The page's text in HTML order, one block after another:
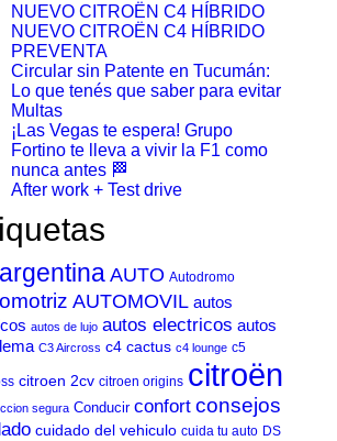
NUEVO CITROËN C4 HÍBRIDO
NUEVO CITROËN C4 HÍBRIDO
PREVENTA
Circular sin Patente en Tucumán:
Lo que tenés que saber para evitar
Multas
¡Las Vegas te espera! Grupo
Fortino te lleva a vivir la F1 como
nunca antes 🏁
After work + Test drive
argentinaAUTO Autodromo
AUTOMOVIL autos
autos de lujo autos electricos autos
C3 Aircross c4 cactus c4 lounge c5
citroen 2cv citroen origins citroën
segura Conducir confort consejos
cuidado del vehiculo cuida tu auto DS